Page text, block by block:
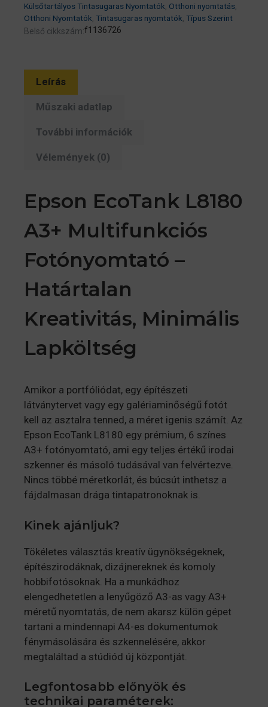
Külsőtartályos Tintasugaras Nyomtatók Otthoni nyomtatás
Otthoni Nyomtatók Tintasugaras nyomtatók Típus Szerint
Belső cikkszám:f1136726
Leírás
Műszaki adatlap
További információk
Vélemények (0)
Epson EcoTank L8180
A3+ Multifunkciós
Fotónyomtató –
Határtalan
Kreativitás, Minimális
Lapköltség
Amikor a portfóliódat, egy építészeti
látványtervet vagy egy galériaminőségű fotót
kell az asztalra tenned, a méret igenis számít. Az
Epson EcoTank L8180 egy prémium, 6 színes
A3+ fotónyomtató, ami egy teljes értékű irodai
szkenner és másoló tudásával van felvértezve.
Nincs többé méretkorlát, és búcsút inthetsz a
fájdalmasan drága tintapatronoknak is.
Kinek ajánljuk?
Tökéletes választás kreatív ügynökségeknek,
építészirodáknak, dizájnereknek és komoly
hobbifotósoknak. Ha a munkádhoz
elengedhetetlen a lenyűgöző A3-as vagy A3+
méretű nyomtatás, de nem akarsz külön gépet
tartani a mindennapi A4-es dokumentumok
fénymásolására és szkennelésére, akkor
megtaláltad a stúdiód új központját.
Legfontosabb előnyök és
technikai paraméterek: